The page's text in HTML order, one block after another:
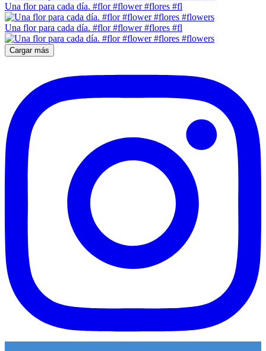
Una flor para cada día. #flor #flower #flores #fl
Una flor para cada día. #flor #flower #flores #fl
Cargar más